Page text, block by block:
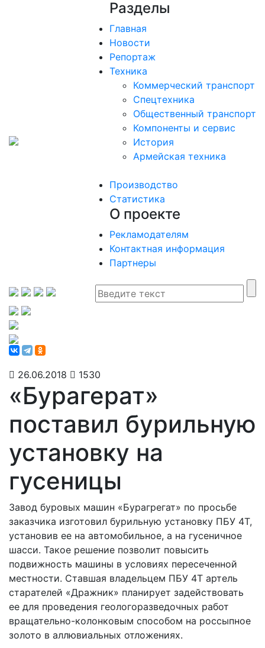
Разделы
Главная
Новости
Репортаж
Техника
Коммерческий транспорт
Спецтехника
Общественный транспорт
Компоненты и сервис
История
Армейская техника
Производство
Статистика
О проекте
Рекламодателям
Контактная информация
Партнеры
26.06.2018 1530
«Бурагерат»
поставил бурильную
установку на
гусеницы
Завод буровых машин «Бурагрегат» по просьбе
заказчика изготовил бурильную установку ПБУ 4Т,
установив ее на автомобильное, а на гусеничное
шасси. Такое решение позволит повысить
подвижность машины в условиях пересеченной
местности. Ставшая владельцем ПБУ 4Т артель
старателей «Дражник» планирует задействовать
ее для проведения геологоразведочных работ
вращательно-колонковым способом на россыпное
золото в аллювиальных отложениях.